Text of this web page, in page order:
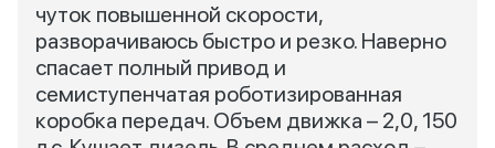
чуток повышенной скорости,
разворачиваюсь быстро и резко. Наверно
спасает полный привод и
семиступенчатая роботизированная
коробка передач. Объем движка – 2,0, 150